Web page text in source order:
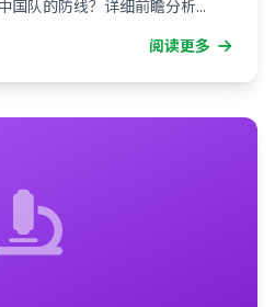
国队的防线？详细前瞻分析...
阅读更多